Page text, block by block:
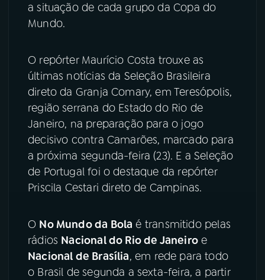
ÚLTIMAS
FESTIVAL DE MÚSICA
ACOMPANHE A RÁDIO NACIONAL
YouTube
TikTok
a situação de cada grupo da Copa do
Mundo.
O repórter Maurício Costa trouxe as
últimas notícias da Seleção Brasileira
direto da Granja Comary, em Teresópolis,
região serrana do Estado do Rio de
Janeiro, na preparação para o jogo
decisivo contra Camarões, marcado para
a próxima segunda-feira (23). E a Seleção
de Portugal foi o destaque da repórter
Priscila Cestari direto de Campinas.
O No Mundo da Bola é transmitido pelas
rádios Nacional do Rio de Janeiroe
Nacional de Brasília, em rede para todo
o Brasil de segunda a sexta-feira, a partir